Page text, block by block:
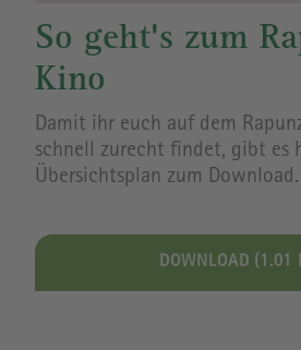
So geht's zum
Kino
Damit ihr euch auf dem
schnell zurecht findet, gibt es
Übersichtsplan zum Download.
DOWNLOAD (1.01